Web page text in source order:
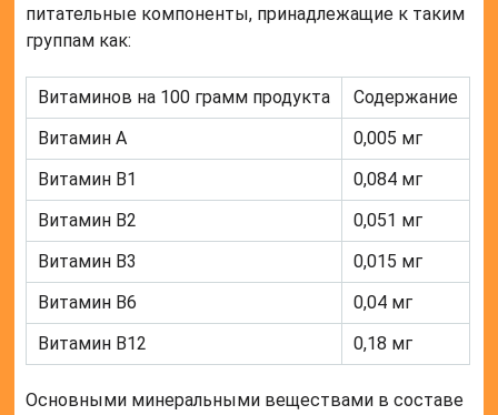
питательные компоненты, принадлежащие к таким
группам как:
Витаминов на 100 грамм продукта
Содержание
Витамин А
0,005 мг
Витамин В1
0,084 мг
Витамин В2
0,051 мг
Витамин В3
0,015 мг
Витамин В6
0,04 мг
Витамин В12
0,18 мг
Основными минеральными веществами в составе